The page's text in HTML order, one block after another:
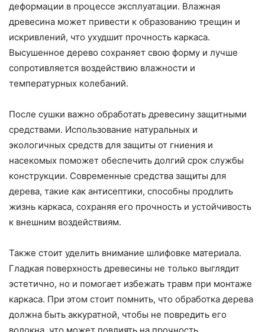
деформации в процессе эксплуатации. Влажная
древесина может привести к образованию трещин и
искривлений, что ухудшит прочность каркаса.
Высушенное дерево сохраняет свою форму и лучше
сопротивляется воздействию влажности и
температурных колебаний.
После сушки важно обработать древесину защитными
средствами. Использование натуральных и
экологичных средств для защиты от гниения и
насекомых поможет обеспечить долгий срок службы
конструкции. Современные средства защиты для
дерева, такие как антисептики, способны продлить
жизнь каркаса, сохраняя его прочность и устойчивость
к внешним воздействиям.
Также стоит уделить внимание шлифовке материала.
Гладкая поверхность древесины не только выглядит
эстетично, но и помогает избежать травм при монтаже
каркаса. При этом стоит помнить, что обработка дерева
должна быть аккуратной, чтобы не повредить его